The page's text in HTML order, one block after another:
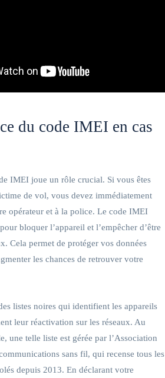
du code IMEI en cas
IMEI joue un rôle crucial. Si vous êtes
de vol, vous devez immédiatement
opérateur et à la police. Le code IMEI
bloquer l’appareil et l’empêcher d’être
Cela permet de protéger vos données
les chances de retrouver votre
listes noires qui identifient les appareils
leur réactivation sur les réseaux. Au
une telle liste est gérée par l’Association
sans fil, qui recense tous les
depuis 2013. En déclarant votre